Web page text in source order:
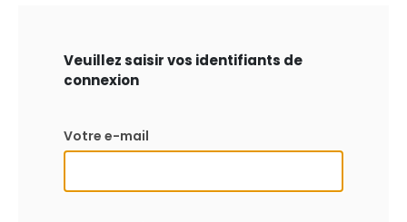
Veuillez saisir vos identifiants de
connexion
Votre e-mail